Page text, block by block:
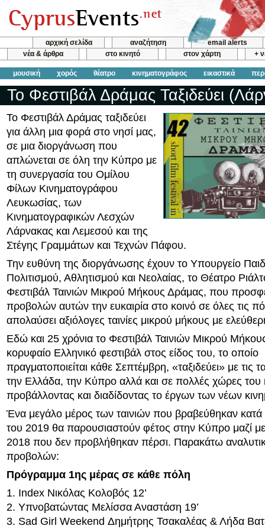
αρχική σελίδα αναζήτηση
email alerts
νέα & άρθρα
στο κινητό στον χάρτη +
μουσική χορός θέατρο κινηματογράφος εικαστικά
Το Φεστιβάλ Δράμας Ταξιδεύει
Το Φεστιβάλ Δράμας ταξιδεύει
για άλλη μια φορά στο νησί μας,
σε μια διοργάνωση που
απλώνεται σε όλη την Κύπρο με
τη συνεργασία του Ομίλου
Φίλων Κινηματογράφου
Λευκωσίας, των
Κινηματογραφικών Λεσχών
Λάρνακας και Λεμεσού και της
Στέγης Γραμμάτων και Τεχνών Πάφου.
Την ευθύνη της διοργάνωσης έχουν το Υπουργείο
Πολιτισμού, Αθλητισμού και Νεολαίας, το Θέατρο
Φεστιβάλ Ταινιών Μικρού Μήκους Δράμας, που
προβολών αυτών την ευκαιρία στο κοινό σε όλες τις
απολαύσει αξιόλογες ταινίες μικρού μήκους με
Εδώ και 25 χρόνια το Φεστιβάλ Ταινιών Μικρού
κορυφαίο Ελληνικό φεστιβάλ στος είδος του, το οποίο
πραγματοποιείται κάθε Σεπτέμβρη, «ταξιδεύει» με τις
την Ελλάδα, την Κύπρο αλλά και σε πολλές χώρες
προβάλλοντας και διαδίδοντας το έργων των νέων
Ένα μεγάλο μέρος των ταινιών που βραβεύθηκαν
του 2019 θα παρουσιαστούν φέτος στην Κύπρο μαζί με
2018 που δεν προβλήθηκαν πέρσι. Παρακάτω
προβολών:
Πρόγραμμα 1ης μέρας σε κάθε πόλη
1. Index Νικόλας Κολοβός 12’
2. Υπνοβατώντας Μελίσσα Αναστάση 19’
3. Sad Girl Weekend Δημήτρης Τσακαλέας & Λήδα